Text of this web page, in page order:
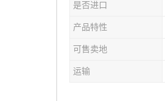
是否进口
产品特性
可售卖地
运输